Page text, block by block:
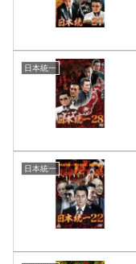
日本統一
日本統一